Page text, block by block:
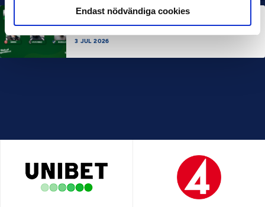
Endast nödvändiga cookies
3 JUL 2026